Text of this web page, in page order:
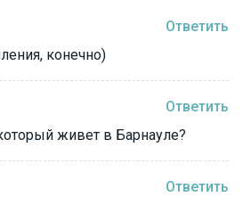
Ответить
конечно)
Ответить
живет в Барнауле?
Ответить